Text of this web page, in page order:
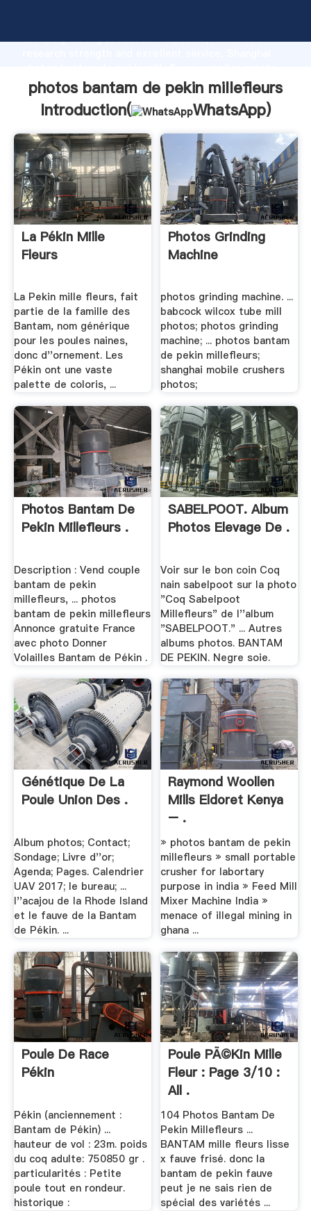
Grasping strong production capability, advanced
the value and bring values to all of customers.
photos bantam de pekin millefleurs
Introduction(
WhatsApp)
La Pékin Mille
Fleurs
La Pekin mille fleurs, fait
partie de la famille des
Bantam, nom générique
pour les poules naines,
donc d''ornement. Les
Pékin ont une vaste
palette de coloris, ...
Photos Grinding
Machine
photos grinding machine. ...
babcock wilcox tube mill
photos; photos grinding
machine; ... photos bantam
de pekin millefleurs;
shanghai mobile crushers
photos;
Photos Bantam De
Pekin Millefleurs .
Description : Vend couple
bantam de pekin
millefleurs, ... photos
bantam de pekin millefleurs
Annonce gratuite France
avec photo Donner
Volailles Bantam de Pékin .
SABELPOOT. Album
Photos Elevage De .
Voir sur le bon coin Coq
nain sabelpoot sur la photo
"Coq Sabelpoot
Millefleurs" de l''album
"SABELPOOT." ... Autres
albums photos. BANTAM
DE PEKIN. Negre soie.
Génétique De La
Poule Union Des .
Album photos; Contact;
Sondage; Livre d''or;
Agenda; Pages. Calendrier
UAV 2017; le bureau; ...
l''acajou de la Rhode Island
et le fauve de la Bantam
de Pékin. ...
Raymond Woollen
Mills Eldoret Kenya
– .
» photos bantam de pekin
millefleurs » small portable
crusher for labortary
purpose in india » Feed Mill
Mixer Machine India »
menace of illegal mining in
ghana ...
Poule De Race
Pékin
Pékin (anciennement :
Bantam de Pékin) ...
hauteur de vol : 23m. poids
du coq adulte: 750850 gr .
particularités : Petite
poule tout en rondeur.
historique :
Poule PÃ©kin Mille
Fleur : Page 3/10 :
All .
104 Photos Bantam De
Pekin Millefleurs ...
BANTAM mille fleurs lisse
x fauve frisé. donc la
bantam de pekin fauve
peut je ne sais rien de
spécial des variétés ...